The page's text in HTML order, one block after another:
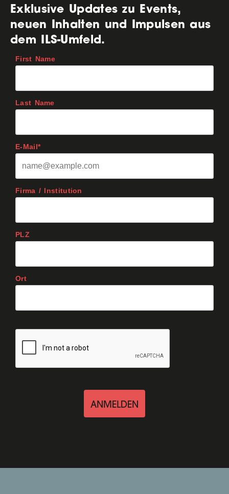
Exklusive Updates zu Events,
neuen Inhalten und Impulsen aus
dem ILS-Umfeld.
First Name
Last Name
E-Mail*
Firma / Institution
PLZ
Ort
ANMELDEN